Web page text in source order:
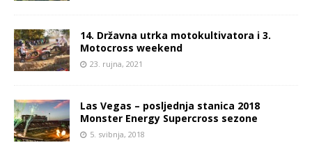
14. Državna utrka motokultivatora i 3.
Motocross weekend
23. rujna, 2021
Las Vegas – posljednja stanica 2018
Monster Energy Supercross sezone
5. svibnja, 2018